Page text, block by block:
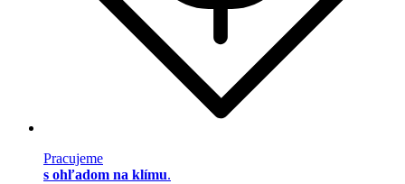
Pracujeme
s ohľadom na klímu.